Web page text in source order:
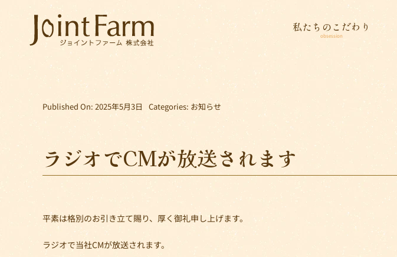
私たちのこだわり
obsession
Published On: 2025年5月3日 Categories: お知らせ
ラジオでCMが放送されます
平素は格別のお引き立て賜り、厚く御礼申し上げます。
ラジオで当社CMが放送されます。